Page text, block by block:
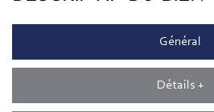
Général
Détails +